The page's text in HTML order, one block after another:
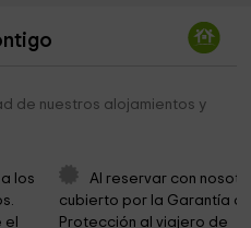
4,3 km
de nuestros alojamientos y
los
el
Al reservar con
cubierto por la Garantía
Protección al viajero de